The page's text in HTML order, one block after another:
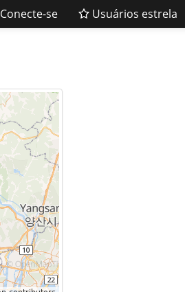
Conecte-se Usuários estrela